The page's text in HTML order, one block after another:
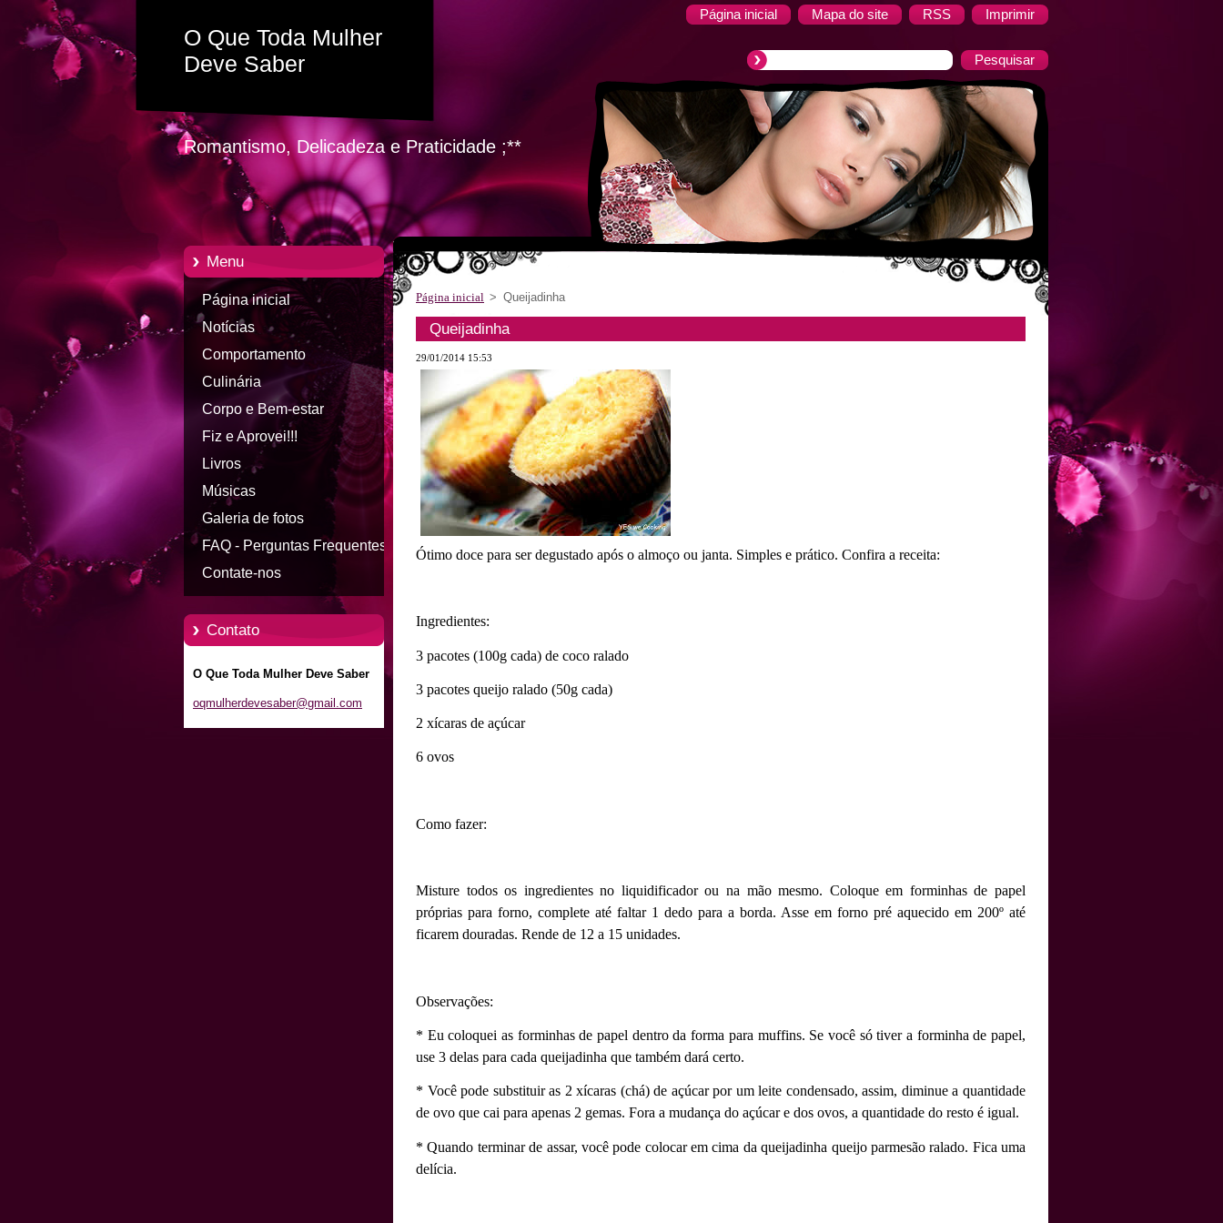
Página inicial Mapa do site RSS Imprimir
O Que Toda Mulher
Deve Saber
Romantismo, Delicadeza e Praticidade ;**
Menu
Página inicial
Notícias
Comportamento
Culinária
Corpo e Bem-estar
Fiz e Aprovei!!!
Livros
Músicas
Galeria de fotos
FAQ - Perguntas Frequentes
Contate-nos
Contato
O Que Toda Mulher Deve Saber
oqmulherdevesaber@gmail.com
Página inicial > Queijadinha
Queijadinha
29/01/2014 15:53
Ótimo doce para ser degustado após o almoço ou janta. Simples e prático. Confira a receita:
Ingredientes:
3 pacotes (100g cada) de coco ralado
3 pacotes queijo ralado (50g cada)
2 xícaras de açúcar
6 ovos
Como fazer:
Misture todos os ingredientes no liquidificador ou na mão mesmo. Coloque em forminhas de papel
próprias para forno, complete até faltar 1 dedo para a borda. Asse em forno pré aquecido em 200º até
ficarem douradas. Rende de 12 a 15 unidades.
Observações:
* Eu coloquei as forminhas de papel dentro da forma para muffins. Se você só tiver a forminha de papel,
use 3 delas para cada queijadinha que também dará certo.
* Você pode substituir as 2 xícaras (chá) de açúcar por um leite condensado, assim, diminue a quantidade
de ovo que cai para apenas 2 gemas. Fora a mudança do açúcar e dos ovos, a quantidade do resto é igual.
* Quando terminar de assar, você pode colocar em cima da queijadinha queijo parmesão ralado. Fica uma
delícia.